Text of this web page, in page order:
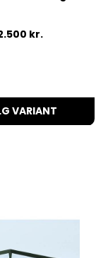
kr.
VARIANT